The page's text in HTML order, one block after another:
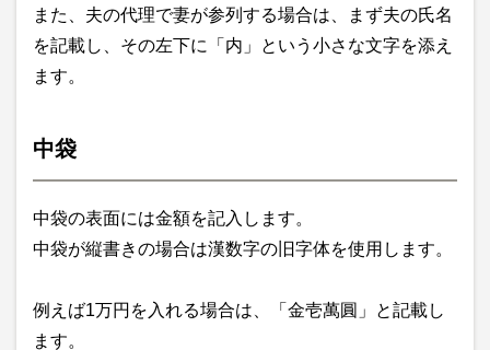
また、夫の代理で妻が参列する場合は、まず夫の氏名
を記載し、その左下に「内」という小さな文字を添え
ます。
中袋
中袋の表面には金額を記入します。
中袋が縦書きの場合は漢数字の旧字体を使用します。
例えば1万円を入れる場合は、「金壱萬圓」と記載し
ます。